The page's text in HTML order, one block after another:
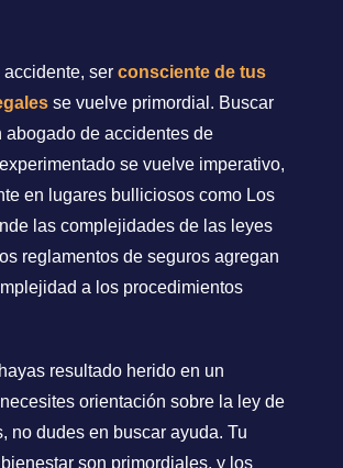
ser consciente de tus
se vuelve primordial. Buscar
abogado de accidentes de
se vuelve imperativo,
en lugares bulliciosos como Los
las complejidades de las leyes
reglamentos de seguros agregan
a los procedimientos
resultado herido en un
orientación sobre la ley de
no dudes en buscar ayuda. Tu
son primordiales, y los